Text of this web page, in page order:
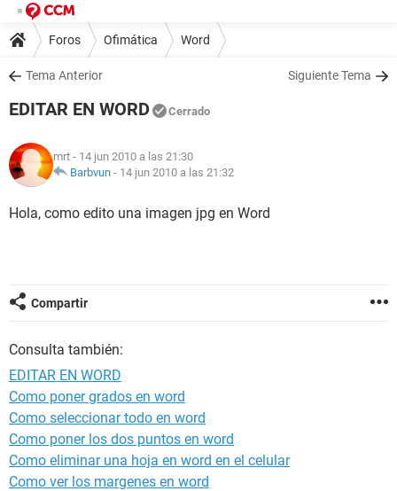
Foros Ofimática Word
Tema Anterior Siguiente Tema
EDITAR EN WORD Cerrado
mrt - 14 jun 2010 a las 21:30
Barbvun - 14 jun 2010 a las 21:32
Hola, como edito una imagen jpg en Word
Compartir
Consulta también:
EDITAR EN WORD
Como poner grados en word
Como seleccionar todo en word
Como poner los dos puntos en word
Como eliminar una hoja en word en el celular
Como ver los margenes en word